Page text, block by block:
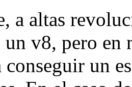
a altas
un v8, pero en
conseguir un